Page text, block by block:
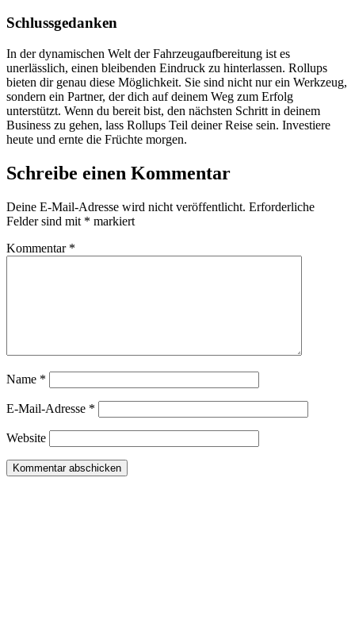
Schlussgedanken
In der dynamischen Welt der Fahrzeugaufbereitung ist es
unerlässlich, einen bleibenden Eindruck zu hinterlassen. Rollups
bieten dir genau diese Möglichkeit. Sie sind nicht nur ein Werkzeug,
sondern ein Partner, der dich auf deinem Weg zum Erfolg
unterstützt. Wenn du bereit bist, den nächsten Schritt in deinem
Business zu gehen, lass Rollups Teil deiner Reise sein. Investiere
heute und ernte die Früchte morgen.
Schreibe einen Kommentar
Deine E-Mail-Adresse wird nicht veröffentlicht. Erforderliche
Felder sind mit * markiert
Kommentar *
Name *
E-Mail-Adresse *
Website